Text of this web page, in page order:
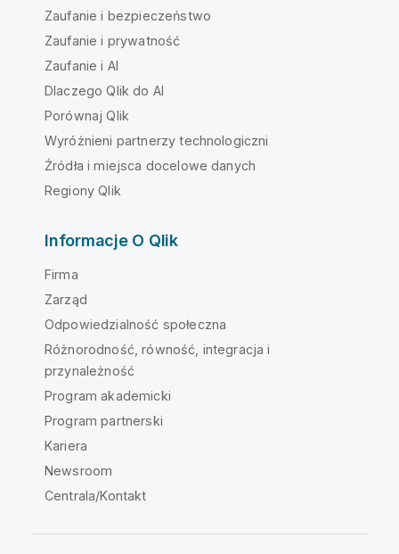
Zaufanie i bezpieczeństwo
Zaufanie i prywatność
Zaufanie i AI
Dlaczego Qlik do AI
Porównaj Qlik
Wyróżnieni partnerzy technologiczni
Źródła i miejsca docelowe danych
Regiony Qlik
Informacje O Qlik
Firma
Zarząd
Odpowiedzialność społeczna
Różnorodność, równość, integracja i
przynależność
Program akademicki
Program partnerski
Kariera
Newsroom
Centrala/Kontakt